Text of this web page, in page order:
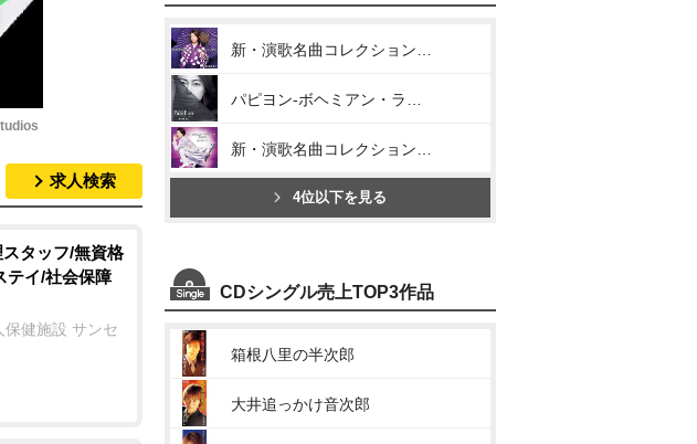
求人検索
スタッフ/無資格
テイ/社会保障
保健施設 サンセ
4位以下を見る
CDシングル売上TOP3作品
箱根八里の半次郎
大井追っかけ音次郎